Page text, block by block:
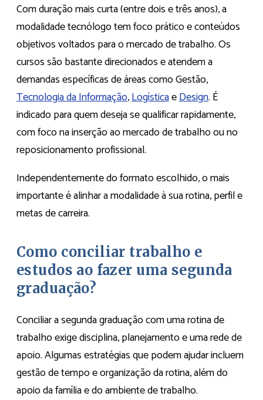
Com duração mais curta (entre dois e três anos), a
modalidade tecnólogo tem foco prático e conteúdos
objetivos voltados para o mercado de trabalho. Os
cursos são bastante direcionados e atendem a
demandas específicas de áreas como Gestão,
Tecnologia da Informação,LogísticaeDesign. É
indicado para quem deseja se qualificar rapidamente,
com foco na inserção ao mercado de trabalho ou no
reposicionamento profissional.
Independentemente do formato escolhido, o mais
importante é alinhar a modalidade à sua rotina, perfil e
metas de carreira.
Como conciliar trabalho e
estudos ao fazer uma segunda
graduação?
Conciliar a segunda graduação com uma rotina de
trabalho exige disciplina, planejamento e uma rede de
apoio. Algumas estratégias que podem ajudar incluem
gestão de tempo e organização da rotina, além do
apoio da família e do ambiente de trabalho.